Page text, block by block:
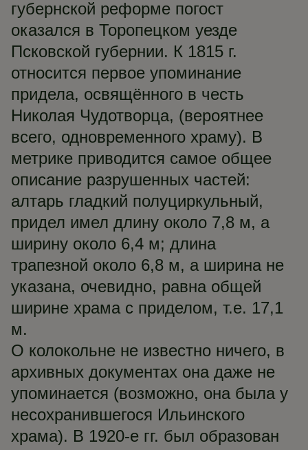
губернской реформе погост
оказался в Торопецком уезде
Псковской губернии. К 1815 г.
относится первое упоминание
придела, освящённого в честь
Николая Чудотворца, (вероятнее
всего, одновременного храму). В
метрике приводится самое общее
описание разрушенных частей:
алтарь гладкий полуциркульный,
придел имел длину около 7,8 м, а
ширину около 6,4 м; длина
трапезной около 6,8 м, а ширина не
указана, очевидно, равна общей
ширине храма с приделом, т.е. 17,1
м.
О колокольне не известно ничего, в
архивных документах она даже не
упоминается (возможно, она была у
несохранившегося Ильинского
храма). В 1920-е гг. был образован